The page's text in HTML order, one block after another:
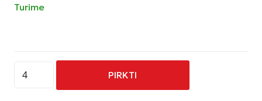
Turime
kiekis:
PIRKTI